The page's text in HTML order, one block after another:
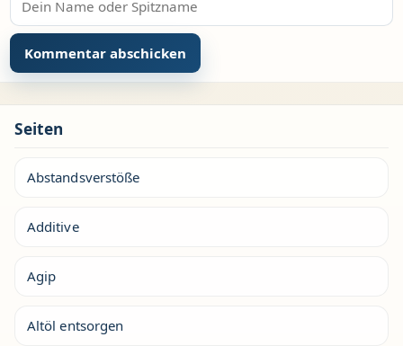
Seiten
Abstandsverstöße
Additive
Agip
Altöl entsorgen